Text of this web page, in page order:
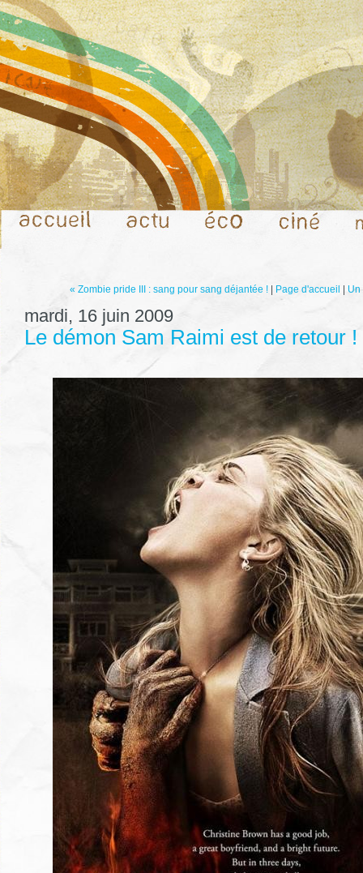
« Zombie pride III : sang pour sang déjantée ! Page d'accueil Un
mardi, 16 juin 2009
Le démon Sam Raimi est de retour !